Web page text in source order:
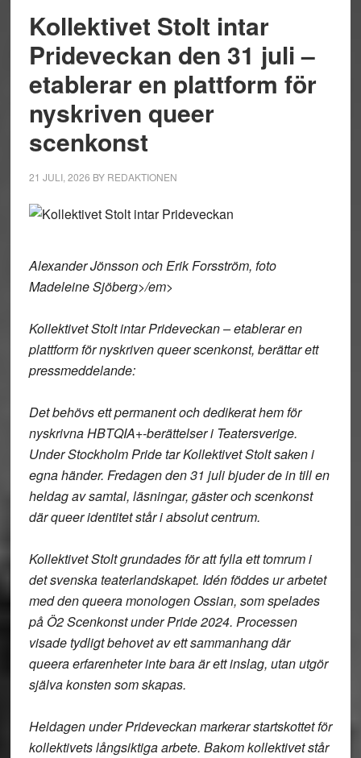
Kollektivet Stolt intar
Prideveckan den 31 juli –
etablerar en plattform för
nyskriven queer
scenkonst
21 JULI, 2026 BY REDAKTIONEN
Alexander Jönsson och Erik Forsström, foto
Madeleine Sjöberg>/em>
Kollektivet Stolt intar Prideveckan – etablerar en
plattform för nyskriven queer scenkonst, berättar ett
pressmeddelande:
Det behövs ett permanent och dedikerat hem för
nyskrivna HBTQIA+-berättelser i Teatersverige.
Under Stockholm Pride tar Kollektivet Stolt saken i
egna händer. Fredagen den 31 juli bjuder de in till en
heldag av samtal, läsningar, gäster och scenkonst
där queer identitet står i absolut centrum.
Kollektivet Stolt grundades för att fylla ett tomrum i
det svenska teaterlandskapet. Idén föddes ur arbetet
med den queera monologen Ossian, som spelades
på Ö2 Scenkonst under Pride 2024. Processen
visade tydligt behovet av ett sammanhang där
queera erfarenheter inte bara är ett inslag, utan utgör
själva konsten som skapas.
Heldagen under Prideveckan markerar startskottet för
kollektivets långsiktiga arbete. Bakom kollektivet står